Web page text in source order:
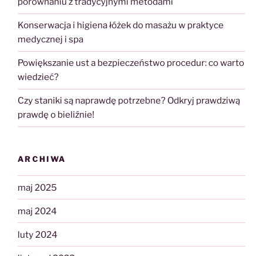
Konserwacja i higiena łóżek do masażu w praktyce
medycznej i spa
Powiększanie ust a bezpieczeństwo procedur: co warto
wiedzieć?
Czy staniki są naprawdę potrzebne? Odkryj prawdziwą
prawdę o bieliźnie!
ARCHIWA
maj 2025
maj 2024
luty 2024